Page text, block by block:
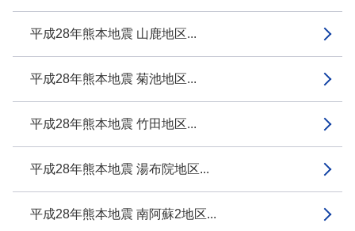
平成28年熊本地震 山鹿地区...
平成28年熊本地震 菊池地区...
平成28年熊本地震 竹田地区...
平成28年熊本地震 湯布院地区...
平成28年熊本地震 南阿蘇2地区...